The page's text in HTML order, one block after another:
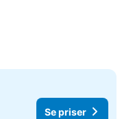
Se priser